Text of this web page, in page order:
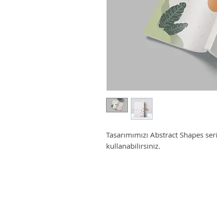
Tasarımımızı Abstract Shapes
kullanabilirsiniz.